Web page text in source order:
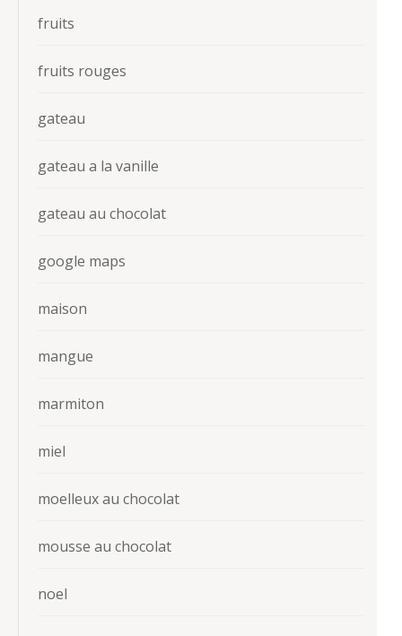
fruits
fruits rouges
gateau
gateau a la vanille
gateau au chocolat
google maps
maison
mangue
marmiton
miel
moelleux au chocolat
mousse au chocolat
noel